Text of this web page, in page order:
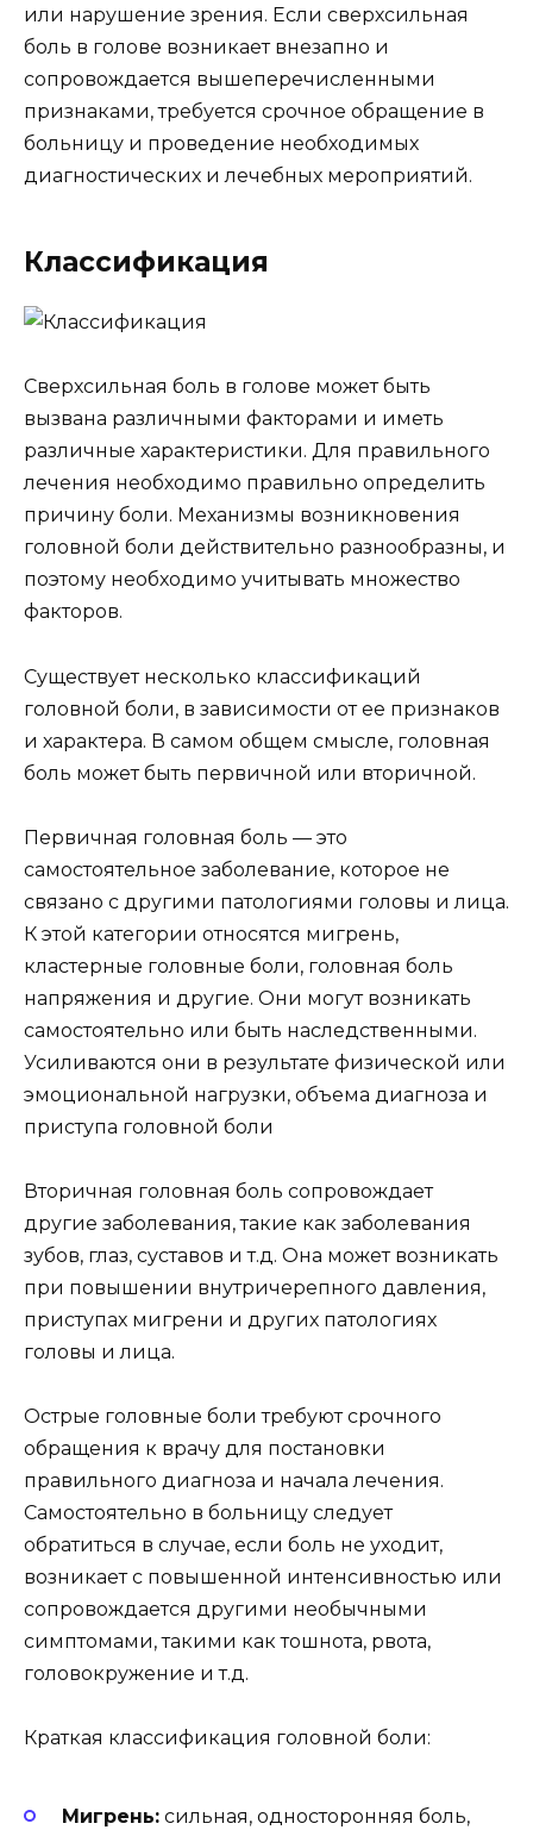
или нарушение зрения. Если сверхсильная
боль в голове возникает внезапно и
сопровождается вышеперечисленными
признаками, требуется срочное обращение в
больницу и проведение необходимых
диагностических и лечебных мероприятий.
Классификация
Сверхсильная боль в голове может быть
вызвана различными факторами и иметь
различные характеристики. Для правильного
лечения необходимо правильно определить
причину боли. Механизмы возникновения
головной боли действительно разнообразны, и
поэтому необходимо учитывать множество
факторов.
Существует несколько классификаций
головной боли, в зависимости от ее признаков
и характера. В самом общем смысле, головная
боль может быть первичной или вторичной.
Первичная головная боль — это
самостоятельное заболевание, которое не
связано с другими патологиями головы и лица.
К этой категории относятся мигрень,
кластерные головные боли, головная боль
напряжения и другие. Они могут возникать
самостоятельно или быть наследственными.
Усиливаются они в результате физической или
эмоциональной нагрузки, объема диагноза и
приступа головной боли
Вторичная головная боль сопровождает
другие заболевания, такие как заболевания
зубов, глаз, суставов и т.д. Она может возникать
при повышении внутричерепного давления,
приступах мигрени и других патологиях
головы и лица.
Острые головные боли требуют срочного
обращения к врачу для постановки
правильного диагноза и начала лечения.
Самостоятельно в больницу следует
обратиться в случае, если боль не уходит,
возникает с повышенной интенсивностью или
сопровождается другими необычными
симптомами, такими как тошнота, рвота,
головокружение и т.д.
Краткая классификация головной боли:
Мигрень: сильная, односторонняя боль,